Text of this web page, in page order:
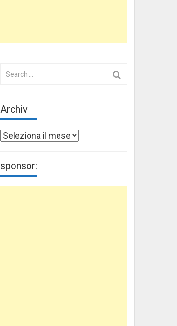
Archivi
Archivi
sponsor: